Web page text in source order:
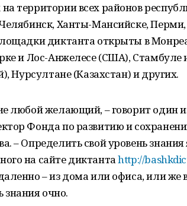
территории всех районов
Ханты-Мансийске,
диктанта открыты в
и Лос-Анжелесе (США), Стамбуле
Нурсултане (Казахстан) и других.
любой желающий, – говорит один
Фонда по развитию и
– Определить свой уровень знания
на сайте диктантаhttp://
– из дома или офиса, или же
очно.